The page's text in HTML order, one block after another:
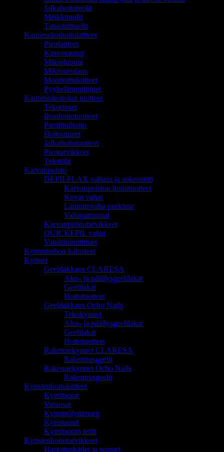
Jalkahoitotuolit
Meikkituolit
Tatuointituolit
Kauneudenhoitolaitteet
Pienlaitteet
Kasvosaunat
Mikrohionta
Mikroneulaus
Monitoimilaitteet
Pyyhelämmittimet
Kauneushoitolan tuotteet
Tekoripset
Ihonhoitotuotteet
Parafiinihoito
Hoitoaineet
Jalkahoitotuotteet
Pientarvikkeet
Tekstiilit
Karvanpoisto
DEPILFLAX vahaus ja sokerointi
Karvanpoiston hoitotuotteet
Kovat vahat
Lämminvaha purkissa
Vahapatruunat
Karvanpoistotarvikkeet
QUICKEPIL vahat
Vahalämmittimet
Kynsistudion kalusteet
Kynnet
Geelilakkaus CLARESA
Alus- ja päällysgeelilakat
Geelilakat
Hoitotuotteet
Geelilakkaus Ocho Nails
Tekokynnet
Alus- ja päällysgeelilakat
Geelilakat
Hoitotuotteet
Rakennekynnet CLARESA
Rakennusgeelit
Rakennekynnet Ocho Nails
Rakennusgeelit
Kynsienhoitolaitteet
Kynsiporat
Varaosat
Kynsipölynimurit
Kynsiuunit
Kynsiporan terät
Kynsienhoitotarvikkeet
Harjoituskädet ja sormet